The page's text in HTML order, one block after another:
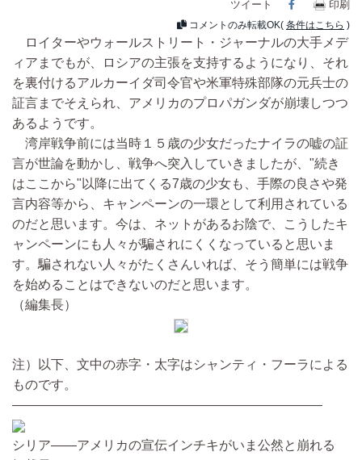
ツイート Facebook
印刷
コメントのみ転載OK( 条件はこちら )
ロイターやウォールストリート・ジャーナルの大手メデ
ィアまでもが、ロシアの主張を支持するようになり、それ
を裏付けるアルカーイダ司令官や米軍特殊部隊の元兵士の
証言までそえられ、アメリカのプロパガンダが崩壊しつつ
あるようです。
湾岸戦争前には当時１５歳の少女だったナイラの嘘の証
言が世論を動かし、戦争へ突入していきましたが、"続き
はここから"以降に出てくる7歳の少女も、手際の良さや発
言内容等から、キャンペーンの一環として利用されている
のだと思います。今は、ネットがあるお陰で、こうしたキ
ャンペーンにも人々が騙されにくくなっていると思いま
す。騙されない人々がたくさんいれば、そう簡単には戦争
を始めることはできないのだと思います。
（編集長）
注）以下、文中の赤字・太字はシャンティ・フーラによる
ものです。
————————————————————————
シリア――アメリカの宣伝インチキがいま公然と崩れる